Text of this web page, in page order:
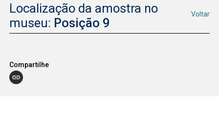
Localização da amostra no
museu: Posição 9
Voltar
Compartilhe